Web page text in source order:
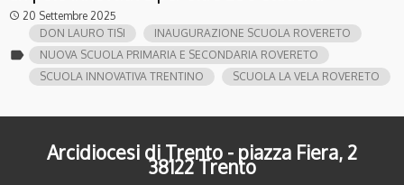
access_time 20 Settembre 2025
label
DON LAURO TISI
INAUGURAZIONE SCUOLA ROVERETO
NUOVA SCUOLA PRIMARIA E SECONDARIA ROVERETO
SCUOLA INNOVATIVA TRENTINO
SCUOLA LA VELA ROVERETO
Arcidiocesi di Trento - piazza Fiera, 2
38122 Trento